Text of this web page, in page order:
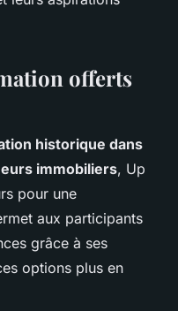
offerts
historique dans
immobiliers, Up
pour une
aux participants
grâce à ses
options plus en